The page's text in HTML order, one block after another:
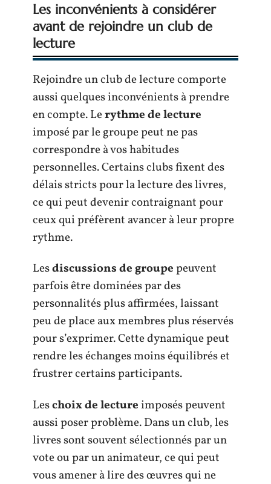
Les inconvénients à considérer
avant de rejoindre un club de
lecture
Rejoindre un club de lecture comporte
aussi quelques inconvénients à prendre
en compte. Lerythme de lecture
imposé par le groupe peut ne pas
correspondre à vos habitudes
personnelles. Certains clubs fixent des
délais stricts pour la lecture des livres,
ce qui peut devenir contraignant pour
ceux qui préfèrent avancer à leur propre
rythme.
Lesdiscussions de groupepeuvent
parfois être dominées par des
personnalités plus affirmées, laissant
peu de place aux membres plus réservés
pour s’exprimer. Cette dynamique peut
rendre les échanges moins équilibrés et
frustrer certains participants.
Leschoix de lectureimposés peuvent
aussi poser problème. Dans un club, les
livres sont souvent sélectionnés par un
vote ou par un animateur, ce qui peut
vous amener à lire des œuvres qui ne